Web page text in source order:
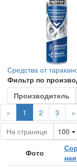
Средства от
Фильтр по
Производитель
«
1 (current)
2 3
»
На странице
100
Фото